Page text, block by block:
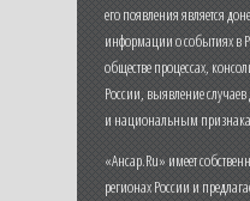
его появления является
информации о событиях в
обществе процессах,
России, выявление
и национальным
«Ансар.Ru» имеет
регионах России и